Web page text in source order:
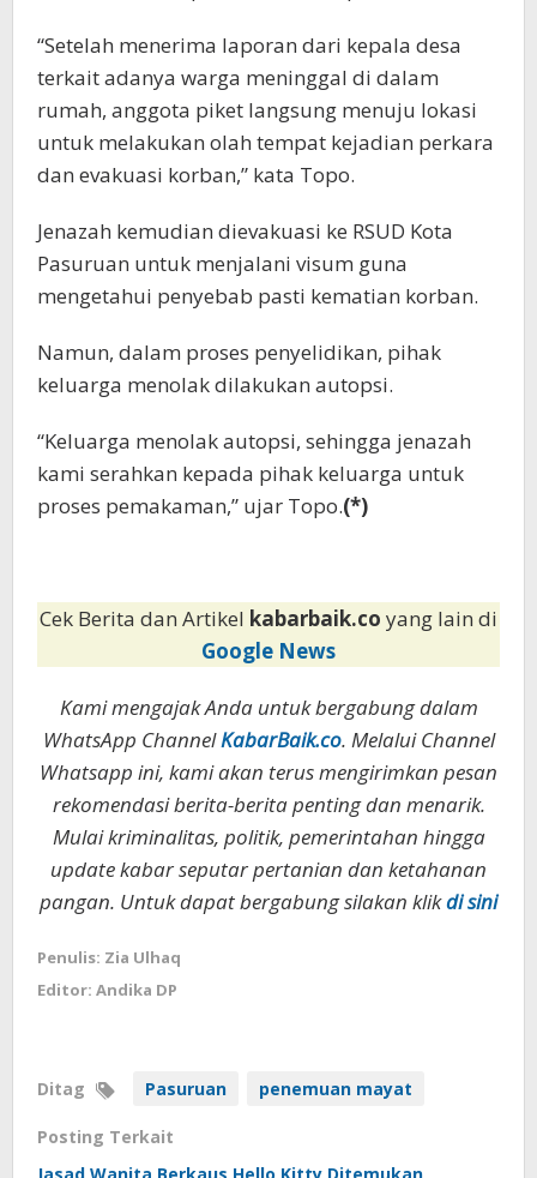
“Setelah menerima laporan dari kepala desa
terkait adanya warga meninggal di dalam
rumah, anggota piket langsung menuju lokasi
untuk melakukan olah tempat kejadian perkara
dan evakuasi korban,” kata Topo.
Jenazah kemudian dievakuasi ke RSUD Kota
Pasuruan untuk menjalani visum guna
mengetahui penyebab pasti kematian korban.
Namun, dalam proses penyelidikan, pihak
keluarga menolak dilakukan autopsi.
“Keluarga menolak autopsi, sehingga jenazah
kami serahkan kepada pihak keluarga untuk
proses pemakaman,” ujar Topo.(*)
Cek Berita dan Artikel kabarbaik.co yang lain di
Google News
Kami mengajak Anda untuk bergabung dalam
WhatsApp ChannelKabarBaik.co. Melalui Channel
Whatsapp ini, kami akan terus mengirimkan pesan
rekomendasi berita-berita penting dan menarik.
Mulai kriminalitas, politik, pemerintahan hingga
update kabar seputar pertanian dan ketahanan
pangan. Untuk dapat bergabung silakan klikdi sini
Penulis: Zia Ulhaq
Editor: Andika DP
Ditag Pasuruan penemuan mayat
Posting Terkait